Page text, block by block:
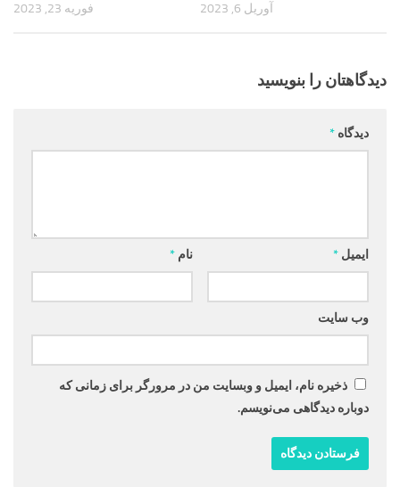
فوریه 23, 2023 آوریل 6, 2023
دیدگاهتان را بنویسید
دیدگاه *
نام * ایمیل *
وب‌ سایت
ذخیره نام، ایمیل و وبسایت من در مرورگر برای زمانی که
دوباره دیدگاهی می‌نویسم.